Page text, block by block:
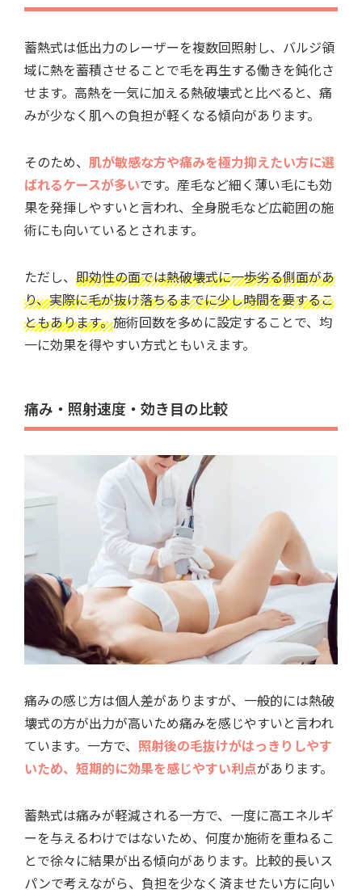
蓄熱式は低出力のレーザーを複数回照射し、バルジ領
域に熱を蓄積させることで毛を再生する働きを鈍化さ
せます。高熱を一気に加える熱破壊式と比べると、痛
みが少なく肌への負担が軽くなる傾向があります。
そのため、 肌が敏感な方や痛みを極力抑えたい方に選
ばれるケースが多いです。産毛など細く薄い毛にも効
果を発揮しやすいと言われ、全身脱毛など広範囲の施
術にも向いているとされます。
ただし、 即効性の面では熱破壊式に一歩劣る側面があ
り、実際に毛が抜け落ちるまでに少し時間を要するこ
ともあります。施術回数を多めに設定することで、均
一に効果を得やすい方式ともいえます。
痛み・照射速度・効き目の比較
痛みの感じ方は個人差がありますが、一般的には熱破
壊式の方が出力が高いため痛みを感じやすいと言われ
ています。一方で、 照射後の毛抜けがはっきりしやす
いため、短期的に効果を感じやすい利点があります。
蓄熱式は痛みが軽減される一方で、一度に高エネルギ
ーを与えるわけではないため、何度か施術を重ねるこ
とで徐々に結果が出る傾向があります。比較的長いス
パンで考えながら、負担を少なく済ませたい方に向い